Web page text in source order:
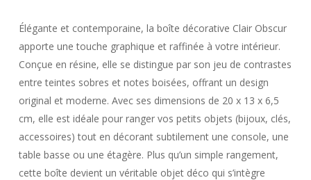
Élégante et contemporaine, la boîte décorative Clair Obscur
apporte une touche graphique et raffinée à votre intérieur.
Conçue en résine, elle se distingue par son jeu de contrastes
entre teintes sobres et notes boisées, offrant un design
original et moderne. Avec ses dimensions de 20 x 13 x 6,5
cm, elle est idéale pour ranger vos petits objets (bijoux, clés,
accessoires) tout en décorant subtilement une console, une
table basse ou une étagère. Plus qu’un simple rangement,
cette boîte devient un véritable objet déco qui s’intègre